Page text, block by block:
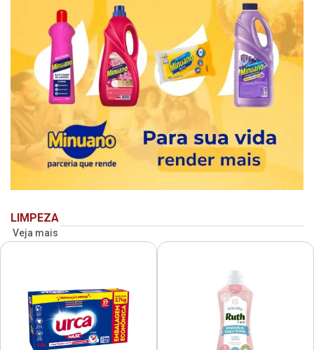
LIMPEZA
Veja mais